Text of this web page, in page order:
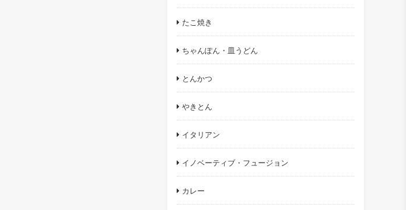
たこ焼き
ちゃんぽん・皿うどん
とんかつ
やきとん
イタリアン
イノベーティブ・フュージョン
カレー